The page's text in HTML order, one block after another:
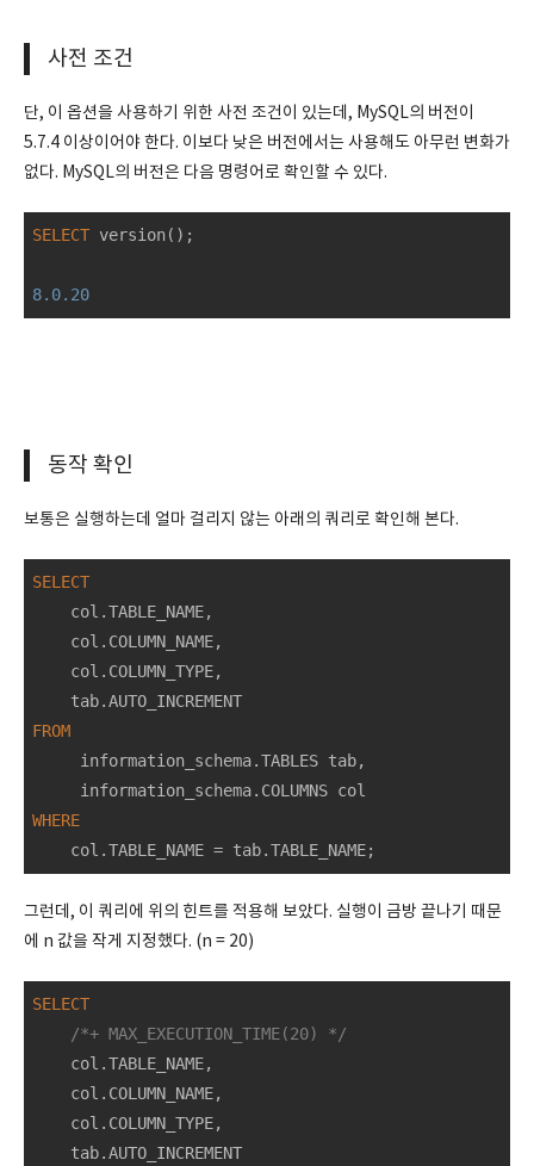
사전 조건
단, 이 옵션을 사용하기 위한 사전 조건이 있는데, MySQL의 버전이
5.7.4 이상이어야 한다. 이보다 낮은 버전에서는 사용해도 아무런 변화가
없다. MySQL의 버전은 다음 명령어로 확인할 수 있다.
SELECT version();
8.0.20
동작 확인
보통은 실행하는데 얼마 걸리지 않는 아래의 쿼리로 확인해 본다.
SELECT
FROM
WHERE
    col.TABLE_NAME
= tab.TABLE_NAME;
그런데, 이 쿼리에 위의 힌트를 적용해 보았다. 실행이 금방 끝나기 때문
에 n 값을 작게 지정했다. (n = 20)
SELECT
/*+ MAX_EXECUTION_TIME(20) */